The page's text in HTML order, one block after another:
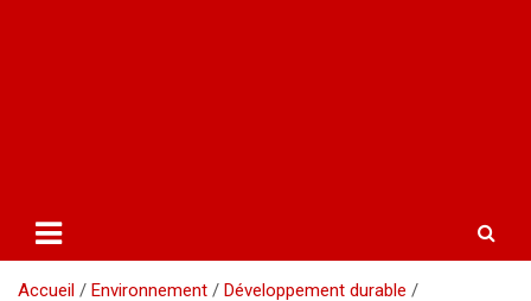
Accueil Environnement
Développement durable